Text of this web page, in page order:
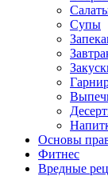
Супы
Основы
Фитнес
Вредные